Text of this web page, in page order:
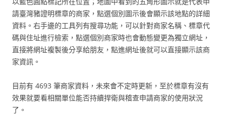
請臺灣豬證明標章的商家，點選個別圖示後會顯示該地點的詳細
資料。右手邊的工具列有搜尋功能，可以針對商家名稱、標章代
碼與住址進行檢索，點選個別商家時也會動態變更為獨立網址，
直接將網址複製後分享給朋友，點進網址後就可以直接顯示該商
家資訊。
目前有 4693 筆商家資料，未來會不定時更新，至於標章有沒有
效果就要看相關單位能否持續捍衛與稽查申請商家的使用狀況
了。